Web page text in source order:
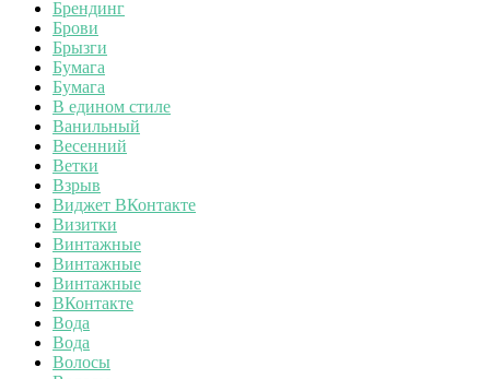
Брендинг
Брови
Брызги
Бумага
Бумага
В едином стиле
Ванильный
Весенний
Ветки
Взрыв
Виджет ВКонтакте
Визитки
Винтажные
Винтажные
Винтажные
ВКонтакте
Вода
Вода
Волосы